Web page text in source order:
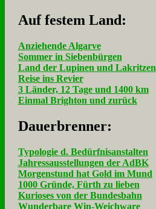
Auf fe­stem Land:
Anziehende Algarve
Sommer in Siebenbürgen
Land der Lupinen und Lakritzen
Reise ins Revier
3 Länder, 12 Tage und 1400 km
Einmal Brighton und zurück
Dau­er­bren­ner:
Typologie d. Bedürfnisanstalten
Jahressausstellungen der AdBK
Morgenstund hat Gold im Mund
1000 Gründe, Fürth zu lieben
Kurioses von der Bundesbahn
Wunderbare Win-Weichware